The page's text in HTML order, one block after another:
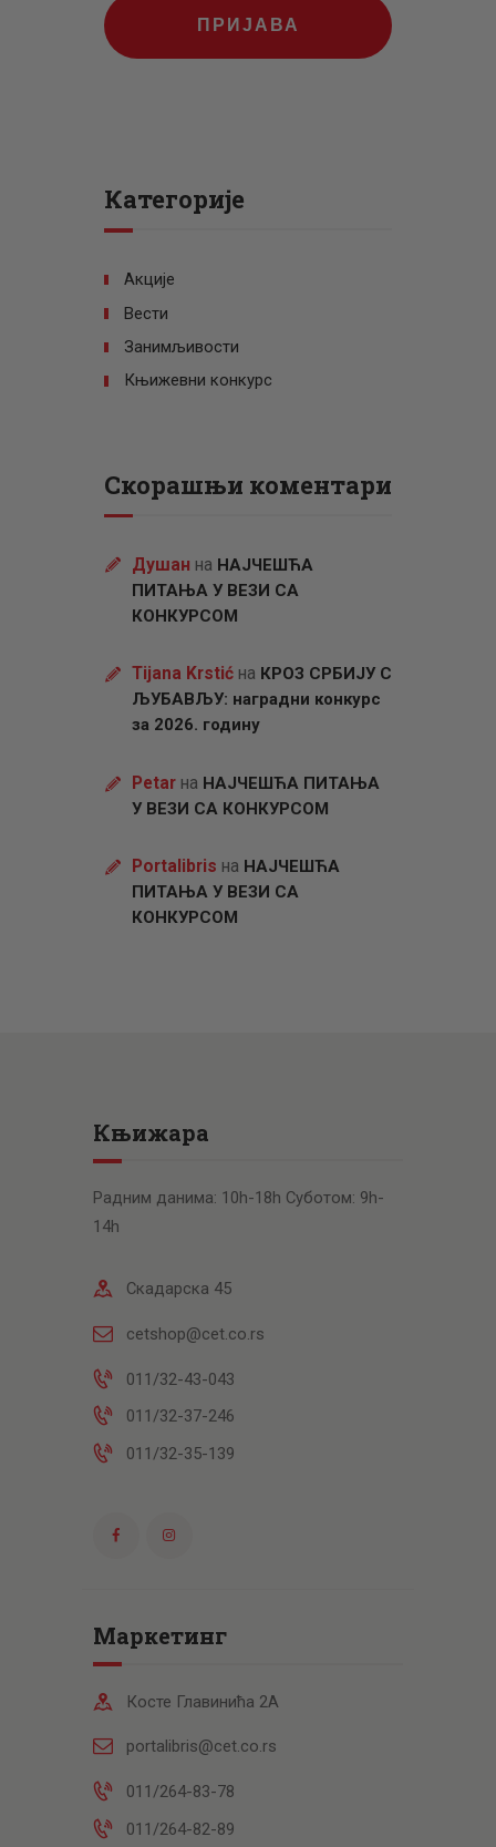
ПРИЈАВА
Категорије
Акције
Вести
Занимљивости
Књижевни конкурс
Скорашњи коментари
Душан на НАЈЧЕШЋА
ПИТАЊА У ВЕЗИ СА
КОНКУРСОМ
Tijana Krstićна КРОЗ СРБИЈУ С
ЉУБАВЉУ: наградни конкурс
за 2026. годину
Petarна НАЈЧЕШЋА ПИТАЊА
У ВЕЗИ СА КОНКУРСОМ
Portalibris на НАЈЧЕШЋА
ПИТАЊА У ВЕЗИ СА
КОНКУРСОМ
Књижара
Радним данима: 10h-18h Суботом: 9h-
14h
Скадарска 45
cetshop@cet.co.rs
011/32-43-043
011/32-37-246
011/32-35-139
Маркетинг
Косте Главинића 2А
portalibris@cet.co.rs
011/264-83-78
011/264-82-89